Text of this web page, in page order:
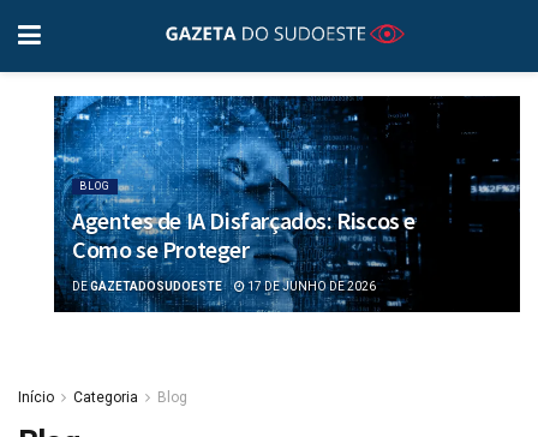
BLOG
Agentes de IA Disfarçados: Riscos e
Como se Proteger
DEGAZETADOSUDOESTE 17 DE JUNHO DE 2026
Início Categoria Blog